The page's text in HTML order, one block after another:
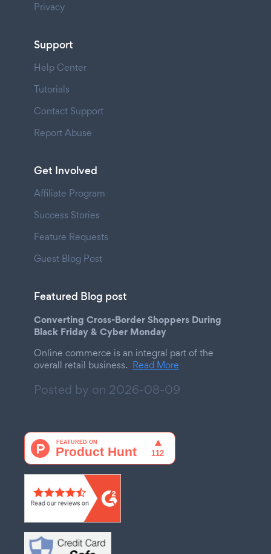
Privacy
Support
Help Center
Tutorials
Contact Support
Report Abuse
Get Involved
Affiliate Program
Success Stories
Feature Requests
Guest Blog Post
Featured Blog post
Converting Cross-Border Shoppers During
Black Friday & Cyber Monday
Online commerce is an integral part of the
overall retail business. Read More
Posted by on 2026-08-09